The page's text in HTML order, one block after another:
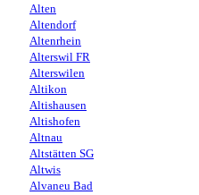
Alten
Altendorf
Altenrhein
Alterswil FR
Alterswilen
Altikon
Altishausen
Altishofen
Altnau
Altstätten SG
Altwis
Alvaneu Bad